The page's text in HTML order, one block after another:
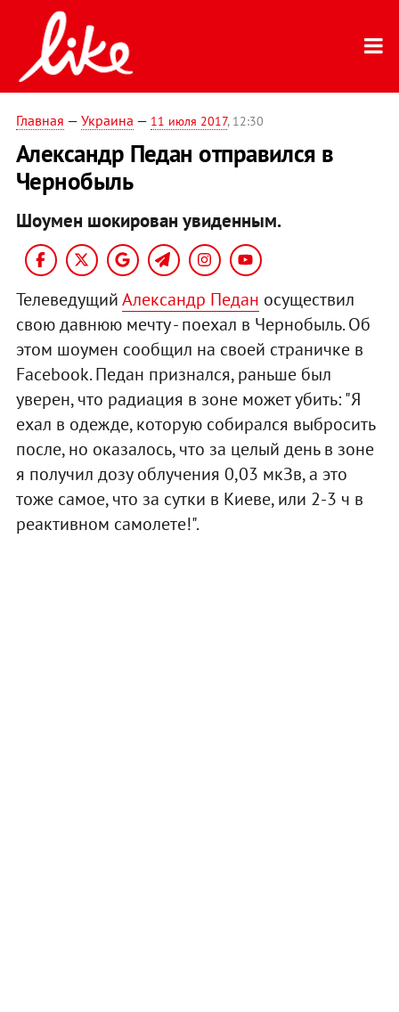
Главная — Украина — 11 июля 2017, 12:30
Александр Педан отправился в
Чернобыль
Шоумен шокирован увиденным.
ТелеведущийАлександр Педан осуществил
свою давнюю мечту - поехал в Чернобыль. Об
этом шоумен сообщил на своей страничке в
Facebook. Педан признался, раньше был
уверен, что радиация в зоне может убить: "Я
ехал в одежде, которую собирался выбросить
после, но оказалось, что за целый день в зоне
я получил дозу облучения 0,03 мкЗв, а это
тоже самое, что за сутки в Киеве, или 2-3 ч в
реактивном самолете!".